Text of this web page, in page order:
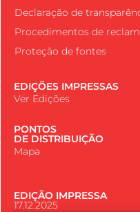
Declaração de
Procedimentos de
Proteção de fontes
EDIÇÕES IMPRESSAS
Ver Edições
PONTOS
DE DISTRIBUIÇÃO
Mapa
EDIÇÃO IMPRESSA
17.12.2025